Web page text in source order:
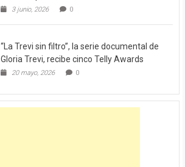
3 junio, 2026 0
“La Trevi sin filtro”, la serie documental de
Gloria Trevi, recibe cinco Telly Awards
20 mayo, 2026 0